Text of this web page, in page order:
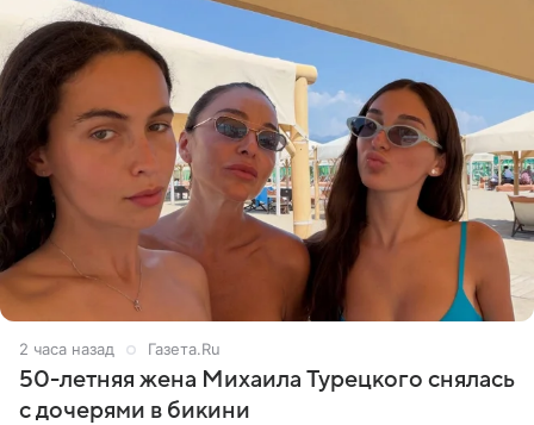
2 часа назад Газета.Ru
50-летняя жена Михаила Турецкого снялась
с дочерями в бикини